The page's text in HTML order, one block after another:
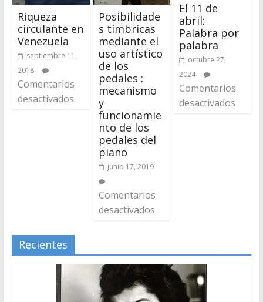
Riqueza
circulante en
Venezuela
septiembre 11,
2018
Comentarios
desactivados
Posibilidade
s tímbricas
mediante el
uso artístico
de los
pedales :
mecanismo
y
funcionamie
nto de los
pedales del
piano
junio 17, 2019
Comentarios
desactivados
El 11 de
abril:
Palabra por
palabra
octubre 27,
2024
Comentarios
desactivados
Recientes